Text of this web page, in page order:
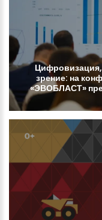
Цифровизация,
зрение: на
«ЭВОБЛАСТ»